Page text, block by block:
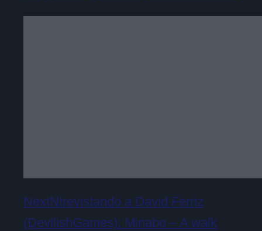
NextNtrevistando a David Ferriz
(DevilishGames): Minabo – A walk